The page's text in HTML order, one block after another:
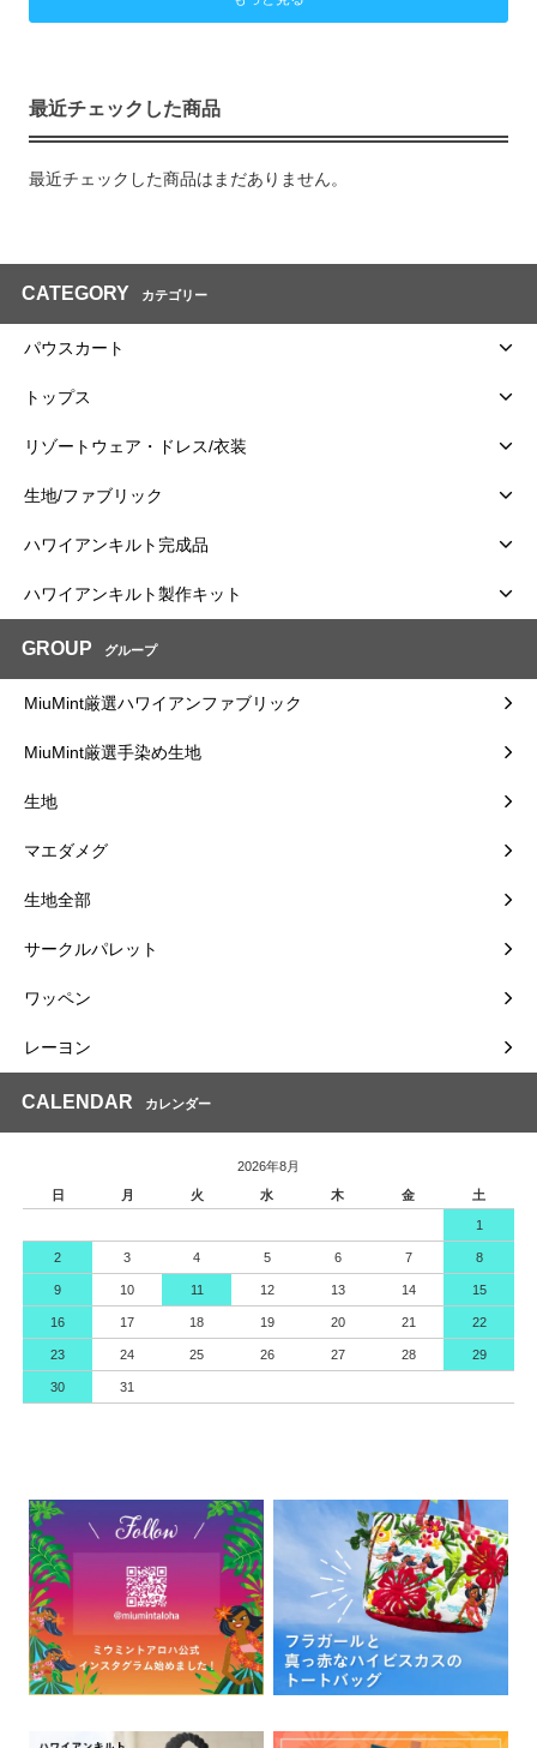
最近チェックした商品
最近チェックした商品はまだありません。
CATEGORY カテゴリー
パウスカート
トップス
リゾートウェア・ドレス/衣装
生地/ファブリック
ハワイアンキルト完成品
ハワイアンキルト製作キット
GROUP グループ
MiuMint厳選ハワイアンファブリック
MiuMint厳選手染め生地
生地
マエダメグ
生地全部
サークルパレット
ワッペン
レーヨン
CALENDAR カレンダー
2026年8月
日
月 火 水 木 金 土
1
2 3 4 5 6 7 8
9 10 11 12 13 14 15
16 17 18 19 20 21 22
23 24 25 26 27 28 29
30 31